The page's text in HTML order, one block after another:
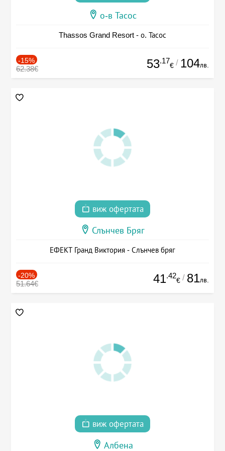
о-в Тасос
Thassos Grand Resort - о. Тасос
-15%
62.38€ 53.17
€ / 104лв.
виж офертата
Слънчев Бряг
ЕФЕКТ Гранд Виктория - Слънчев бряг
-20%
51.64€ 41.42
€ / 81лв.
виж офертата
Албена